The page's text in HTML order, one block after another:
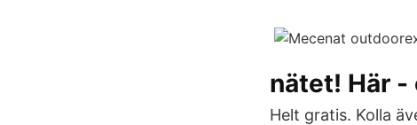
nätet! Här -
Helt gratis. Kolla